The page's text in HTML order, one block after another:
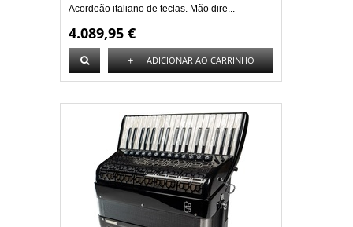
Acordeão italiano de teclas. Mão dire...
4.089,95 €
+ ADICIONAR AO CARRINHO